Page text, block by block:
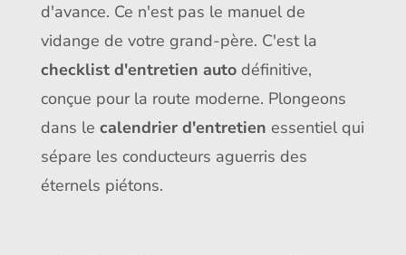
d'avance. Ce n'est pas le manuel de
vidange de votre grand-père. C'est la
checklist d'entretien autodéfinitive,
conçue pour la route moderne. Plongeons
dans le calendrier d'entretien essentiel qui
sépare les conducteurs aguerris des
éternels piétons.